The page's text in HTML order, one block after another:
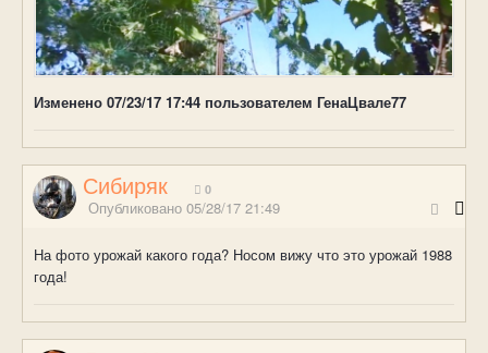
Изменено 07/23/17 17:44 пользователем ГенаЦвале77
Сибиряк 0
Опубликовано 05/28/17 21:49
На фото урожай какого года? Носом вижу что это урожай 1988
года!